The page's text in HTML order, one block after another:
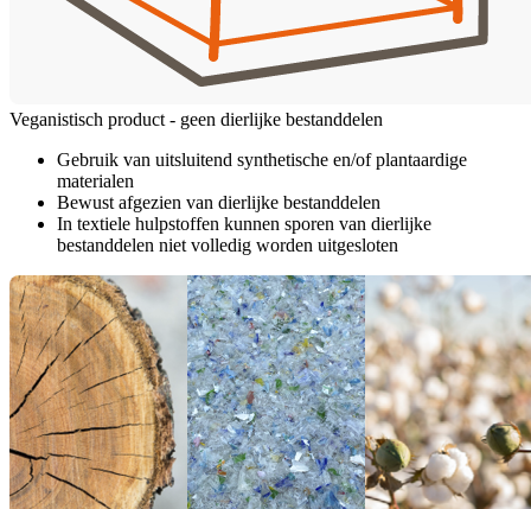
Veganistisch product - geen dierlijke bestanddelen
Gebruik van uitsluitend synthetische en/of plantaardige
materialen
Bewust afgezien van dierlijke bestanddelen
In textiele hulpstoffen kunnen sporen van dierlijke
bestanddelen niet volledig worden uitgesloten